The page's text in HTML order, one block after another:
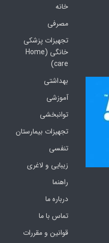
خانه
مصرفی
تجهیزات پزشکی
خانگی (Home
care)
بهداشتی
آموزشی
توانبخشی
تجهیزات بیمارستان
تنفسی
زیبایی و لاغری
راهنما
درباره ما
تماس با ما
قوانین و مقررات